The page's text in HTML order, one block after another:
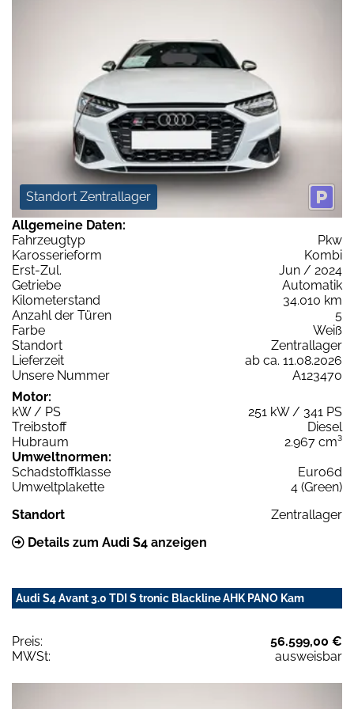
Standort Zentrallager
Allgemeine Daten:
Fahrzeugtyp
Pkw
Karosserieform
Kombi
Erst-Zul.
Jun / 2024
Getriebe
Automatik
Kilometerstand
34.010 km
Anzahl der Türen
5
Farbe
Weiß
Standort
Zentrallager
Lieferzeit
ab ca. 11.08.2026
Unsere Nummer
A123470
Motor:
kW / PS
251 kW / 341 PS
Treibstoff
Diesel
Hubraum
2.967 cm³
Umweltnormen:
Schadstoffklasse
Euro6d
Umweltplakette
4 (Green)
Standort
Zentrallager
Details zum Audi S4 anzeigen
Audi S4 Avant 3.0 TDI S tronic Blackline AHK PANO Kam
Preis:
56.599,00 €
MWSt:
ausweisbar